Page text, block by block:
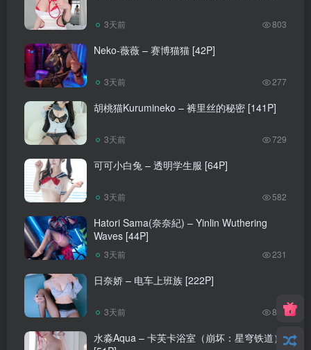
3天前 803
Neko-薇薇 – 赛博猫猫 [42P]
3天前 277
胡桃猫Kurumineko – 裤里丝的秘密 [141P]
3天前 729
可可小白兔 – 透明学生服 [64P]
3天前 582
Hatori Sama(奈奈紀) – Yinlin Wuthering
Waves [44P]
3天前 231
日奈娇 – 电车上班族 [222P]
3天前 849
水淼Aqua – 卡芙卡浴室（崩坏：星穹铁道）